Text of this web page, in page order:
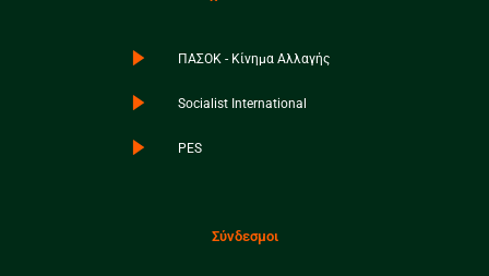
ΠΑΣΟΚ - Κίνημα Αλλαγής
Socialist International
PES
Σύνδεσμοι